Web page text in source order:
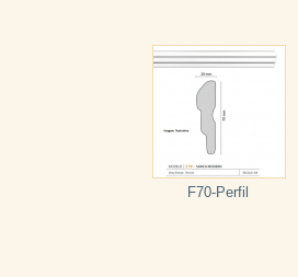
F70-Perfil